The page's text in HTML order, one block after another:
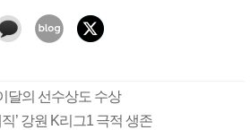
달의 선수상도 수상
’ 강원 K리그1 극적 생존